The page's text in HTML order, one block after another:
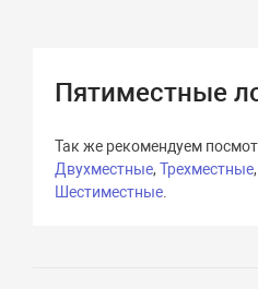
Пятиместные
Так же рекомендуем
Двухместные,Трехместные,
Шестиместные